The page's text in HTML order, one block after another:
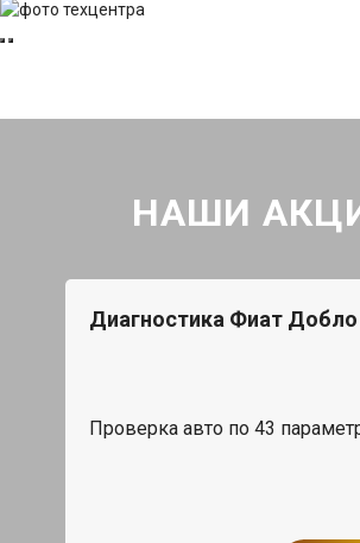
НАШИ
Диагностика Фиат Добло
Проверка авто по 43